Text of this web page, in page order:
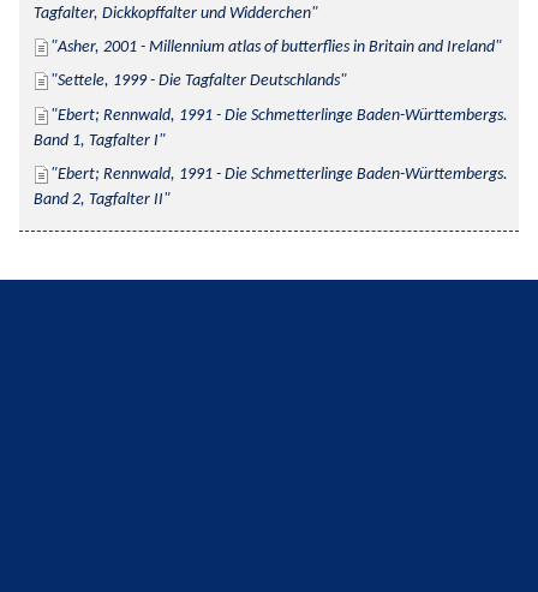
Tagfalter, Dickkopffalter und Widderchen
Asher, 2001 - Millennium atlas of butterflies in Britain and Ireland
Settele, 1999 - Die Tagfalter Deutschlands
Ebert; Rennwald, 1991 - Die Schmetterlinge Baden-Württembergs.
Band 1, Tagfalter I
Ebert; Rennwald, 1991 - Die Schmetterlinge Baden-Württembergs.
Band 2, Tagfalter II